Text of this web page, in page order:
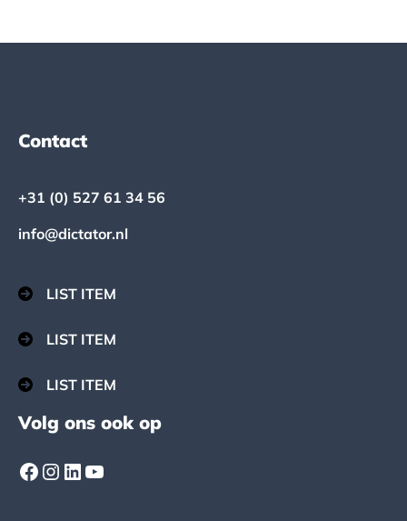
Footer
Contact
+31 (0) 527 61 34 56
info@dictator.nl
LIST ITEM
LIST ITEM
LIST ITEM
Volg ons ook op
Facebook
Instagram
LinkedIn